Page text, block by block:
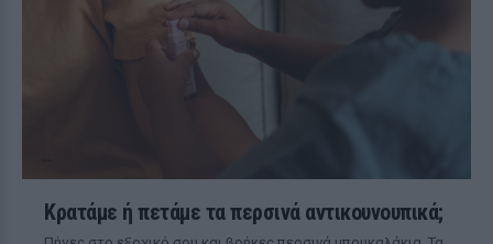
Κρατάμε ή πετάμε τα περσινά αντικουνουπικά;